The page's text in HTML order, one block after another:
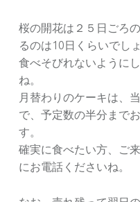
桜の開花は２５日ごろ
るのは10日くらいでしょ
食べそびれないように
ね。
月替わりのケーキは、
で、予定数の半分まで
す。
確実に食べたい方、ご
にお電話くださいね。